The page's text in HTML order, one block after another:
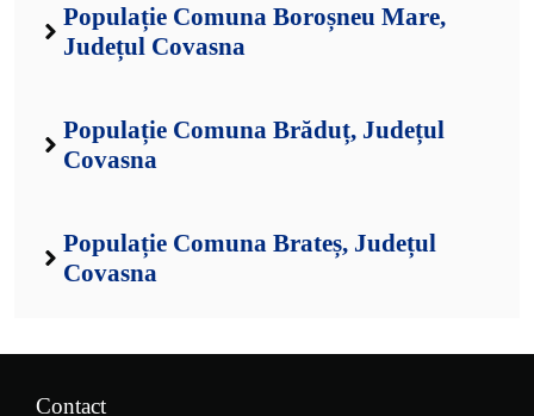
Populație Comuna Boroșneu Mare,
Județul Covasna
Populație Comuna Brăduț, Județul
Covasna
Populație Comuna Brateș, Județul
Covasna
Contact